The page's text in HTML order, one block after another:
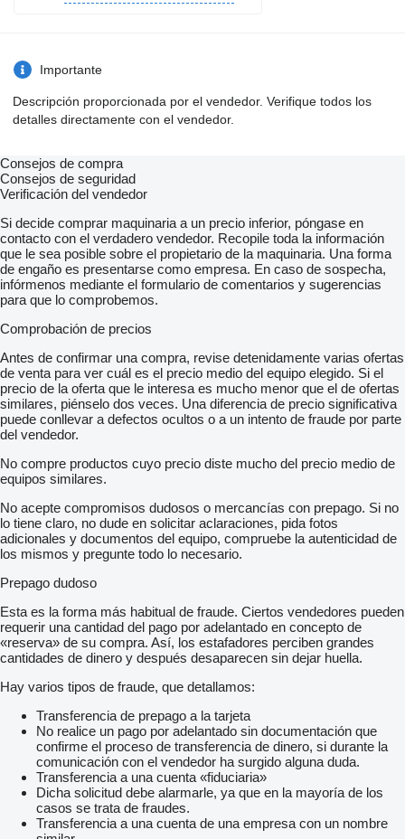
Importante
Descripción proporcionada por el vendedor. Verifique todos los
detalles directamente con el vendedor.
Consejos de compra
Consejos de seguridad
Verificación del vendedor
Si decide comprar maquinaria a un precio inferior, póngase en
contacto con el verdadero vendedor. Recopile toda la información
que le sea posible sobre el propietario de la maquinaria. Una forma
de engaño es presentarse como empresa. En caso de sospecha,
infórmenos mediante el formulario de comentarios y sugerencias
para que lo comprobemos.
Comprobación de precios
Antes de confirmar una compra, revise detenidamente varias ofertas
de venta para ver cuál es el precio medio del equipo elegido. Si el
precio de la oferta que le interesa es mucho menor que el de ofertas
similares, piénselo dos veces. Una diferencia de precio significativa
puede conllevar a defectos ocultos o a un intento de fraude por parte
del vendedor.
No compre productos cuyo precio diste mucho del precio medio de
equipos similares.
No acepte compromisos dudosos o mercancías con prepago. Si no
lo tiene claro, no dude en solicitar aclaraciones, pida fotos
adicionales y documentos del equipo, compruebe la autenticidad de
los mismos y pregunte todo lo necesario.
Prepago dudoso
Esta es la forma más habitual de fraude. Ciertos vendedores pueden
requerir una cantidad del pago por adelantado en concepto de
«reserva» de su compra. Así, los estafadores perciben grandes
cantidades de dinero y después desaparecen sin dejar huella.
Hay varios tipos de fraude, que detallamos:
Transferencia de prepago a la tarjeta
No realice un pago por adelantado sin documentación que
confirme el proceso de transferencia de dinero, si durante la
comunicación con el vendedor ha surgido alguna duda.
Transferencia a una cuenta «fiduciaria»
Dicha solicitud debe alarmarle, ya que en la mayoría de los
casos se trata de fraudes.
Transferencia a una cuenta de una empresa con un nombre